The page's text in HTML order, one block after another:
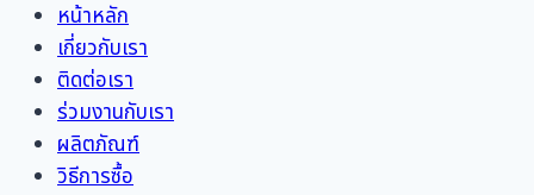
หน้าหลัก
เกี่ยวกับเรา
ติดต่อเรา
ร่วมงานกับเรา
ผลิตภัณฑ์
วิธีการซื้อ